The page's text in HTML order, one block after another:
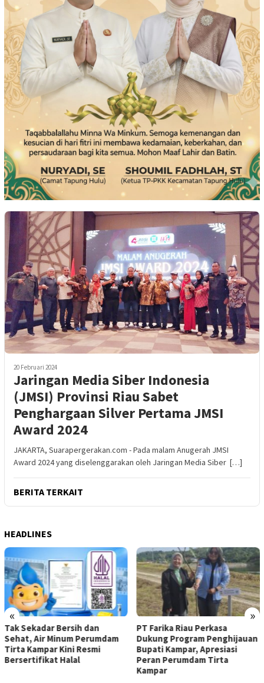
20 Februari 2024
Jaringan Media Siber Indonesia
(JMSI) Provinsi Riau Sabet
Penghargaan Silver Pertama JMSI
Award 2024
JAKARTA, Suarapergerakan.com - Pada malam Anugerah JMSI
Award 2024 yang diselenggarakan oleh Jaringan Media Siber […]
BERITA TERKAIT
HEADLINES
« »
Tak Sekadar Bersih dan
Sehat, Air Minum Perumdam
Tirta Kampar Kini Resmi
Bersertifikat Halal
PT Farika Riau Perkasa
Dukung Program Penghijauan
Bupati Kampar, Apresiasi
Peran Perumdam Tirta
Kampar